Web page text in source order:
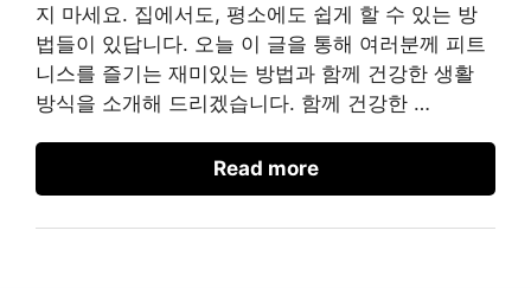
지 마세요. 집에서도, 평소에도 쉽게 할 수 있는 방
법들이 있답니다. 오늘 이 글을 통해 여러분께 피트
니스를 즐기는 재미있는 방법과 함께 건강한 생활
방식을 소개해 드리겠습니다. 함께 건강한 …
Read more